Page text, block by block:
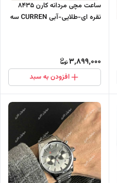
ساعت مچی مردانه کارن 8435
نقره ای-طلایی-آبی CURREN سه
3,899,000
افزودن به سبد